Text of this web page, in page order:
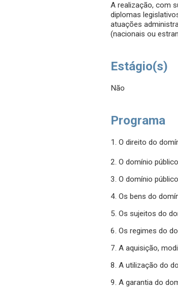
A realização, com
diplomas
atuações
(nacionais ou
Estágio(s)
Não
Programa
1. O direito do
2. O domínio
3. O domínio
4. Os bens do
5. Os sujeitos do
6. Os regimes do
7. A aquisição,
8. A utilização do
9. A garantia do